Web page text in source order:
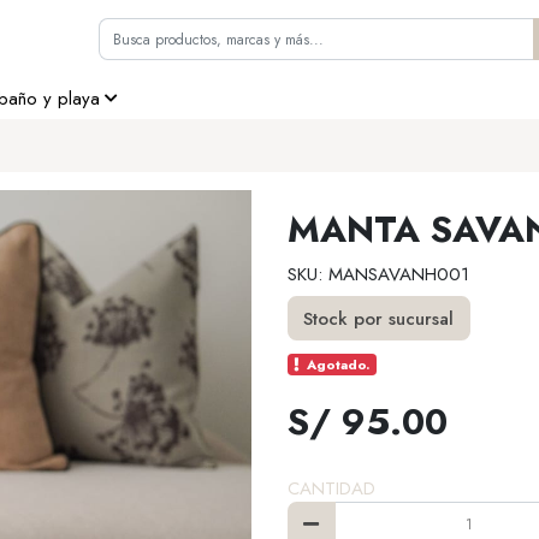
y playa
MANTA
SKU: MANSAVANH001
Stock por sucursal
Agotado.
S/ 95.00
CANTIDAD